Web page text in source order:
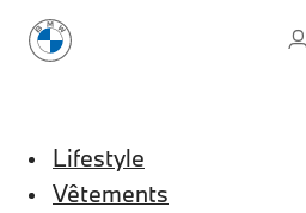
Lifestyle
Vêtements